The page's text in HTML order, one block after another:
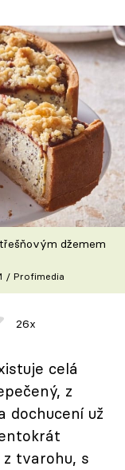
džemem
/ Profimedia
26x
celá
z
dochucení už
tvarohu, s